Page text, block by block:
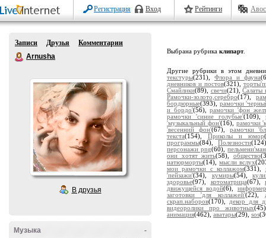
Регистрация Вход Рейтинги
Записи Друзья
Комментарии
Arnusha
В друзья
-
Музыка
Выбрана рубрика клипарт.
Другие рубрики в этом
текстуры(231), Флора и фауна
дневников и постов(321),
Смайлики(89), свечи(21),Салаты
Рамочки-золото,серебро(17),
бордюрные(393), рамочки
и бордо'(56),рамочки 'фон
рамочки 'синие голубые'(109),
'музыкальный фон'(16), рамочки
'весенний фон'(67), рамочки
текста(154), Приколы и юмор
программы(84),Полезности
персонажи png(60),
они хотят жить(58), общество
натюрморты(14),мысли вслух
мои рамочки с коллажом(331),
'пейзажи'(34), кумиры(54),
здоровье(97), котоматрица(67),
движущейся водой(6),
заготовки 'для коллажей'(22),
скрап.наборов(170), декор для
видеоролики про животных
анимация(462), аватары(29), sos